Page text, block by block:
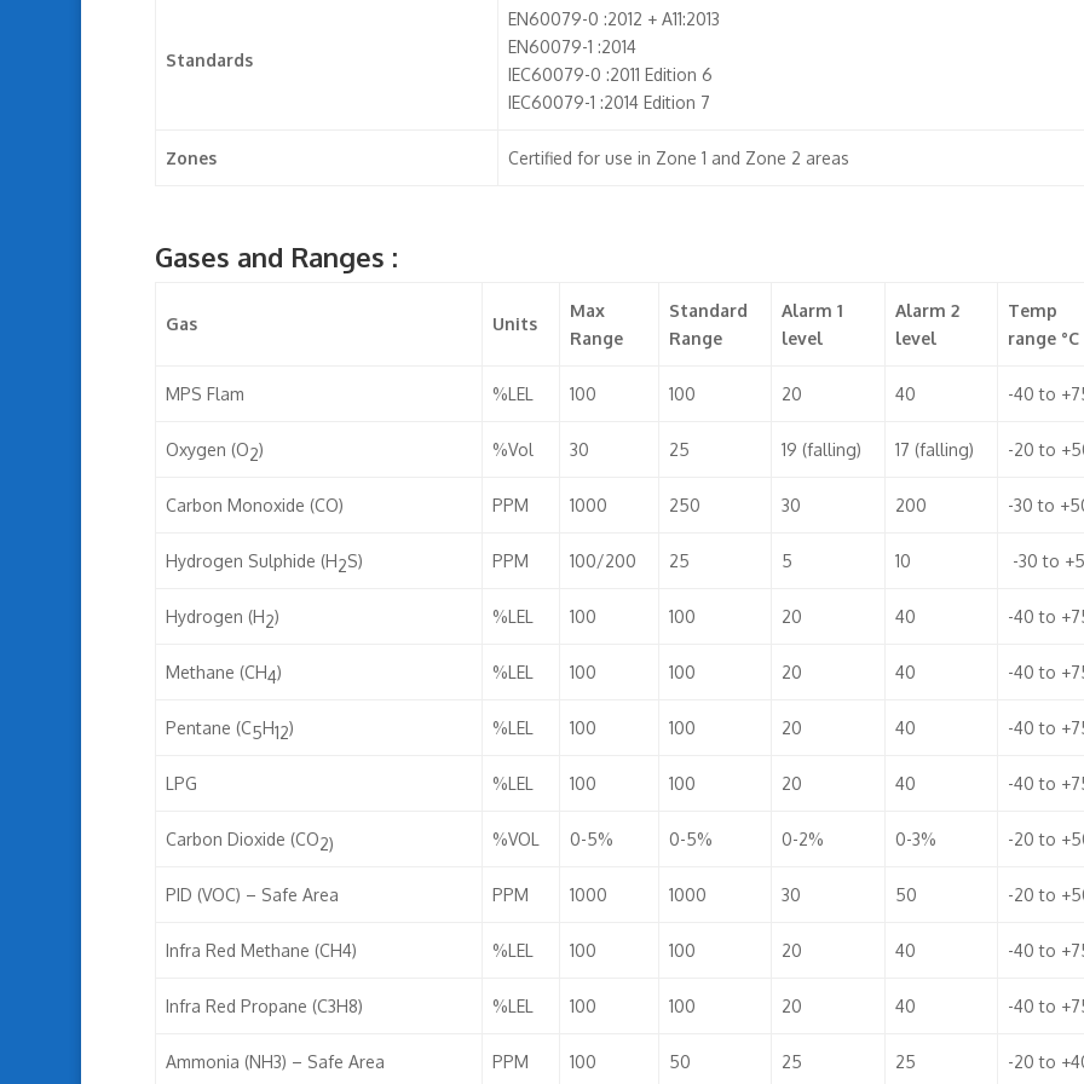
Standards
EN60079-0 :2012 + A11:2013
EN60079-1 :2014
IEC60079-0 :2011 Edition 6
IEC60079-1 :2014 Edition 7
Zones Certified for use in Zone 1 and Zone 2 areas
Gases and Ranges :
Gas Units
Max
Range
Standard
Range
Alarm 1
level
Alarm 2
level
Temp
range °C
MPS Flam %LEL 100 100 20 40 -40 to
Oxygen (O2) %Vol 30 25 19 (falling) 17 (falling) -20 to
Carbon Monoxide (CO) PPM 1000 250 30 200 -30 to
Hydrogen Sulphide (H2S) PPM 100/200 25 5 10 -30 to
Hydrogen (H2) %LEL 100 100 20 40 -40 to
Methane (CH4) %LEL 100 100 20 40 -40 to
Pentane (C5H12) %LEL 100 100 20 40 -40 to
LPG %LEL 100 100 20 40 -40 to
Carbon Dioxide (CO2) %VOL 0-5% 0-5% 0-2% 0-3% -20 to
PID (VOC) – Safe Area PPM 1000 1000 30 50 -20 to
Infra Red Methane (CH4) %LEL 100 100 20 40 -40 to
Infra Red Propane (C3H8) %LEL 100 100 20 40 -40 to
Ammonia (NH3) – Safe Area PPM 100 50 25 25 -20 to